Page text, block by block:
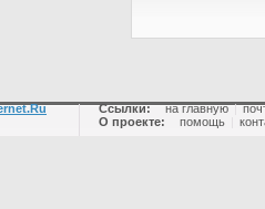
Ссылки: на главную |
О проекте:
помощь